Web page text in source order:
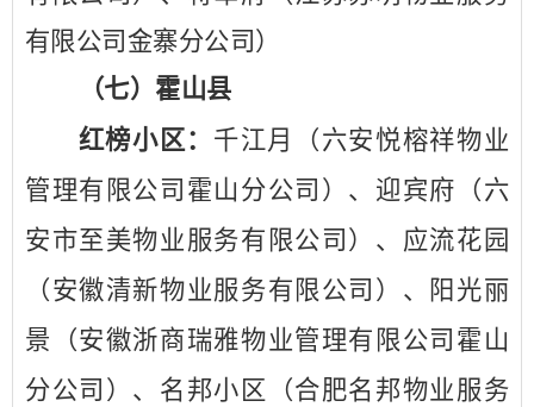
有限公司金寨分公司）
（七）霍山县
红榜小区： 千江月（六安悦榕祥物业
管理有限公司霍山分公司）、迎宾府（六
安市至美物业服务有限公司）、应流花园
（安徽清新物业服务有限公司）、阳光丽
景（安徽浙商瑞雅物业管理有限公司霍山
分公司）、名邦小区（合肥名邦物业服务